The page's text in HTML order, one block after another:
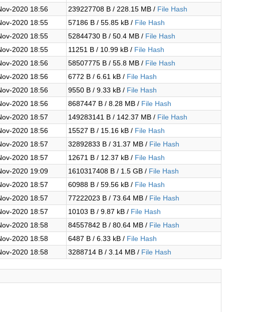
2020 18:56 239227708 B / 228.15 MB / File Hash
2020 18:55 57186 B / 55.85 kB / File Hash
2020 18:55 52844730 B / 50.4 MB / File Hash
2020 18:55 11251 B / 10.99 kB / File Hash
2020 18:56 58507775 B / 55.8 MB / File Hash
2020 18:56 6772 B / 6.61 kB / File Hash
2020 18:56 9550 B / 9.33 kB / File Hash
2020 18:56 8687447 B / 8.28 MB / File Hash
2020 18:57 149283141 B / 142.37 MB / File Hash
2020 18:56 15527 B / 15.16 kB / File Hash
2020 18:57 32892833 B / 31.37 MB / File Hash
2020 18:57 12671 B / 12.37 kB / File Hash
2020 19:09 1610317408 B / 1.5 GB / File Hash
2020 18:57 60988 B / 59.56 kB / File Hash
2020 18:57 77222023 B / 73.64 MB / File Hash
2020 18:57 10103 B / 9.87 kB / File Hash
2020 18:58 84557842 B / 80.64 MB / File Hash
2020 18:58 6487 B / 6.33 kB / File Hash
2020 18:58 3288714 B / 3.14 MB / File Hash